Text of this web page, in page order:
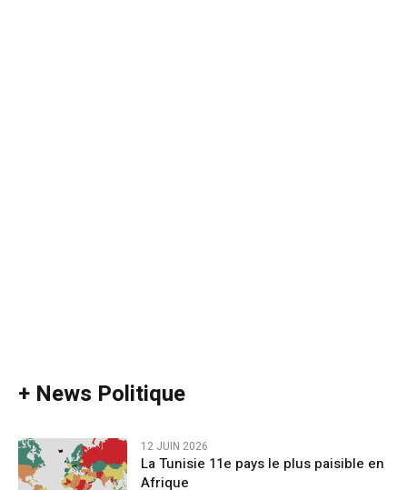
+ News Politique
12 JUIN 2026
La Tunisie 11e pays le plus paisible en
Afrique